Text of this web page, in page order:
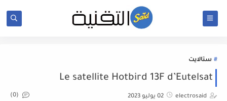
ستالايت
Le satellite Hotbird 13F d’Eutelsat
electrosaid 02 يوليو 2023 (0)